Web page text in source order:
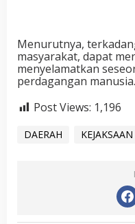
Menurutnya,
masyarakat, dapat
menyelamatkan
perdagangan
Post Views: 1,196
DAERAH KEJAKSAAN